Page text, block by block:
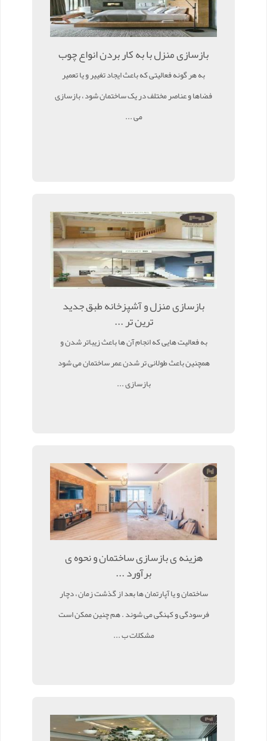
بازسازی منزل با به کار بردن انواع چوب
به هر گونه فعالیتی که باعث ایجاد تغییر و یا تعمیر
فضاها و عناصر مختلف در یک ساختمان شود ، بازسازی
می ...
بازسازی منزل و آشپزخانه طبق جدید
ترین تر ...
به فعالیت هایی که انجام آن ها باعث زیباتر شدن و
همچنین باعث طولانی تر شدن عمر ساختمان می شود
بازسازی ...
هزینه ی بازسازی ساختمان و نحوه ی
برآورد ...
ساختمان و یا آپارتمان ها بعد از گذشت زمان ، دچار
فرسودگی و کهنگی می شوند . هم چنین ممکن است
مشکلات ب ...